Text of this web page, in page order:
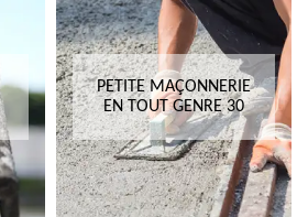
PETITE MAÇONNERIE
EN TOUT GENRE 30